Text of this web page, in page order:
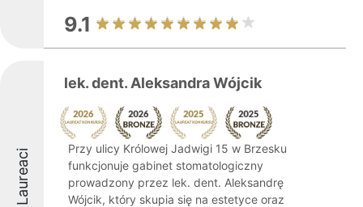
9.1
Laureaci
lek. dent. Aleksandra Wójcik
Przy ulicy Królowej Jadwigi 15 w Brzesku
funkcjonuje gabinet stomatologiczny
prowadzony przez lek. dent. Aleksandrę
Wójcik, który skupia się na estetyce oraz